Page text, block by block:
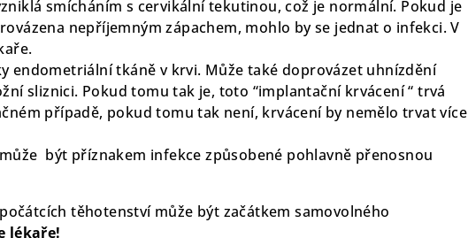
smícháním s cervikální tekutinou, což je normální. Pokud je
nepříjemným zápachem, mohlo by se jednat o infekci. V
endometriální tkáně v krvi. Může také doprovázet uhnízdění
sliznici. Pokud tomu tak je, toto “implantační krvácení “ trvá
případě, pokud tomu tak není, krvácení by nemělo trvat více
být příznakem infekce způsobené pohlavně přenosnou
těhotenství může být začátkem samovolného
lékaře!